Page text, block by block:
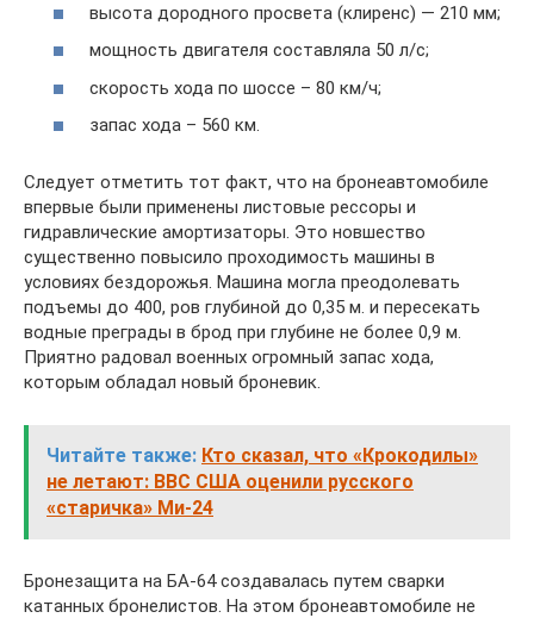
высота дородного просвета (клиренс) — 210 мм;
мощность двигателя составляла 50 л/с;
скорость хода по шоссе – 80 км/ч;
запас хода – 560 км.
Следует отметить тот факт, что на бронеавтомобиле
впервые были применены листовые рессоры и
гидравлические амортизаторы. Это новшество
существенно повысило проходимость машины в
условиях бездорожья. Машина могла преодолевать
подъемы до 400, ров глубиной до 0,35 м. и пересекать
водные преграды в брод при глубине не более 0,9 м.
Приятно радовал военных огромный запас хода,
которым обладал новый броневик.
Читайте также: Кто сказал, что «Крокодилы»
не летают: ВВС США оценили русского
«старичка» Ми-24
Бронезащита на БА-64 создавалась путем сварки
катанных бронелистов. На этом бронеавтомобиле не